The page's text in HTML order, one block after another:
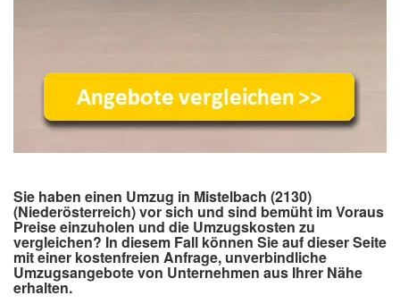
Sie haben einen Umzug in Mistelbach (2130)
(Niederösterreich) vor sich und sind bemüht im Voraus
Preise einzuholen und die Umzugskosten zu
vergleichen? In diesem Fall können Sie auf dieser Seite
mit einer kostenfreien Anfrage, unverbindliche
Umzugsangebote von Unternehmen aus Ihrer Nähe
erhalten.